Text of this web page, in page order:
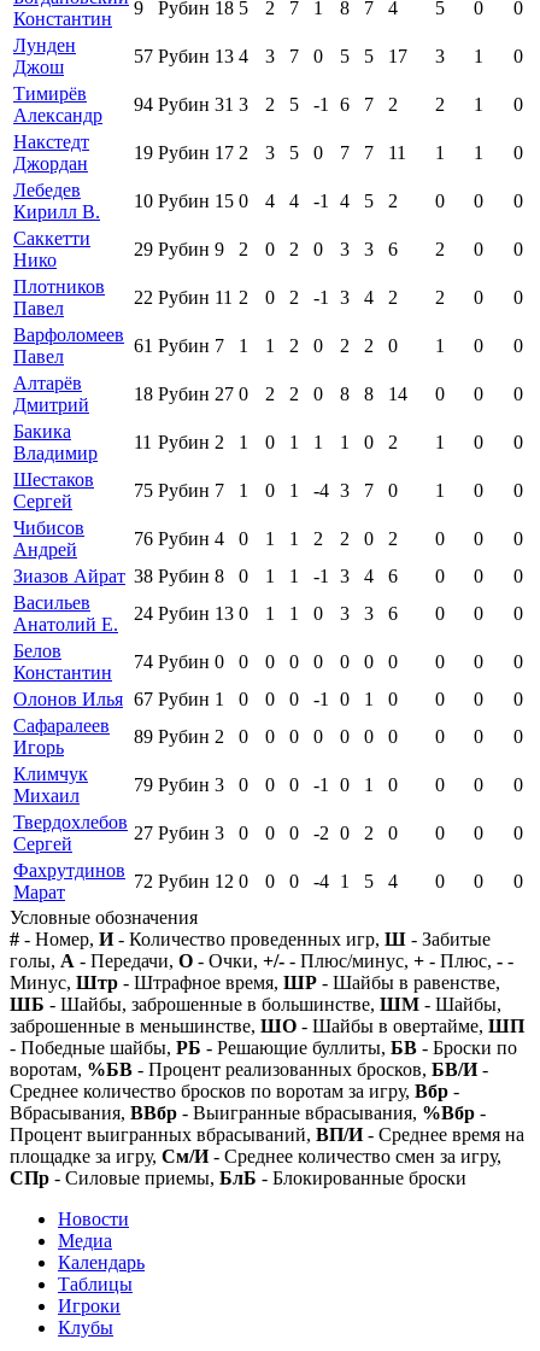
Константин
9 Рубин 18 5 2 7 1 8 7 4 5 0
0
Лунден
Джош
57 Рубин 13 4 3 7 0 5 5 17 3 1
0
Тимирёв
Александр
94 Рубин 31 3 2 5 -1 6 7 2 2 1
0
Накстедт
Джордан
19 Рубин 17 2 3 5 0 7 7 11 1 1
0
Лебедев
Кирилл В.
10 Рубин 15 0 4 4 -1 4 5 2 0 0
0
Саккетти
Нико
29 Рубин 9 2 0 2 0 3 3 6 2 0
0
Плотников
Павел
22 Рубин 11 2 0 2 -1 3 4 2 2 0
0
Варфоломеев
Павел
61 Рубин 7 1 1 2 0 2 2 0 1 0
0
Алтарёв
Дмитрий
18 Рубин 27 0 2 2 0 8 8 14 0 0
0
Бакика
Владимир
11 Рубин 2 1 0 1 1 1 0 2 1 0
0
Шестаков
Сергей
75 Рубин 7 1 0 1 -4 3 7 0 1 0
0
Чибисов
Андрей
76 Рубин 4 0 1 1 2 2 0 2 0 0
0
Зиазов Айрат 38 Рубин 8 0 1 1 -1 3 4 6 0 0
0
Васильев
Анатолий Е.
24 Рубин 13 0 1 1 0 3 3 6 0 0
0
Белов
Константин
74 Рубин 0 0 0 0 0 0 0 0 0 0
0
Олонов Илья 67 Рубин 1 0 0 0 -1 0 1 0 0 0
0
Сафаралеев
Игорь
89 Рубин 2 0 0 0 0 0 0 0 0 0
0
Климчук
Михаил
79 Рубин 3 0 0 0 -1 0 1 0 0 0
0
Твердохлебов
Сергей
27 Рубин 3 0 0 0 -2 0 2 0 0 0
0
Фахрутдинов
Марат
72 Рубин 12 0 0 0 -4 1 5 4 0 0
0
Условные обозначения
# - Номер, И- Количество проведенных игр, Ш - Забитые
голы, А - Передачи, О - Очки, +/- - Плюс/минус, + - Плюс, - -
Минус, Штр - Штрафное время, ШР - Шайбы в равенстве,
ШБ - Шайбы, заброшенные в большинстве, ШМ - Шайбы,
заброшенные в меньшинстве, ШО - Шайбы в овертайме, ШП
- Победные шайбы, РБ - Решающие буллиты, БВ - Броски по
воротам, %БВ - Процент реализованных бросков, БВ/И-
Среднее количество бросков по воротам за игру, Вбр -
Вбрасывания, ВВбр - Выигранные вбрасывания, %Вбр -
Процент выигранных вбрасываний, ВП/И- Среднее время на
площадке за игру, См/И- Среднее количество смен за игру,
СПр - Силовые приемы, БлБ - Блокированные броски
Новости
Медиа
Календарь
Таблицы
Игроки
Клубы